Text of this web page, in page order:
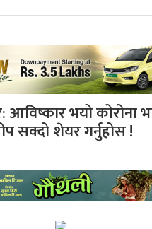
भयो कोरोना
सक्दो शेयर गर्नुहोस !